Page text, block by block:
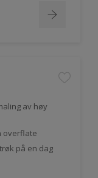
av høy
overflate
på en dag